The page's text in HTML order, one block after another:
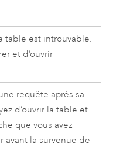
table est introuvable.
et d’ouvrir
requête après sa
d’ouvrir la table et
que vous avez
avant la survenue de